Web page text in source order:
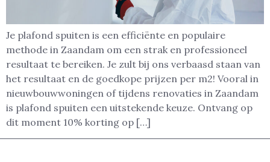
Je plafond spuiten is een efficiënte en populaire
methode in Zaandam om een strak en professioneel
resultaat te bereiken. Je zult bij ons verbaasd staan van
het resultaat en de goedkope prijzen per m2! Vooral in
nieuwbouwwoningen of tijdens renovaties in Zaandam
is plafond spuiten een uitstekende keuze. Ontvang op
dit moment 10% korting op […]